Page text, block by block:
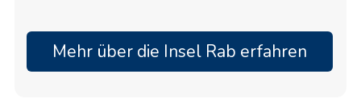
Segelmöglichkeiten, bietet die Insel ein
einzigartiges maritimes Erlebnis. Ideale
Besuchszeiten sind die Frühlings- und
Mehr über die Insel Rab erfahren